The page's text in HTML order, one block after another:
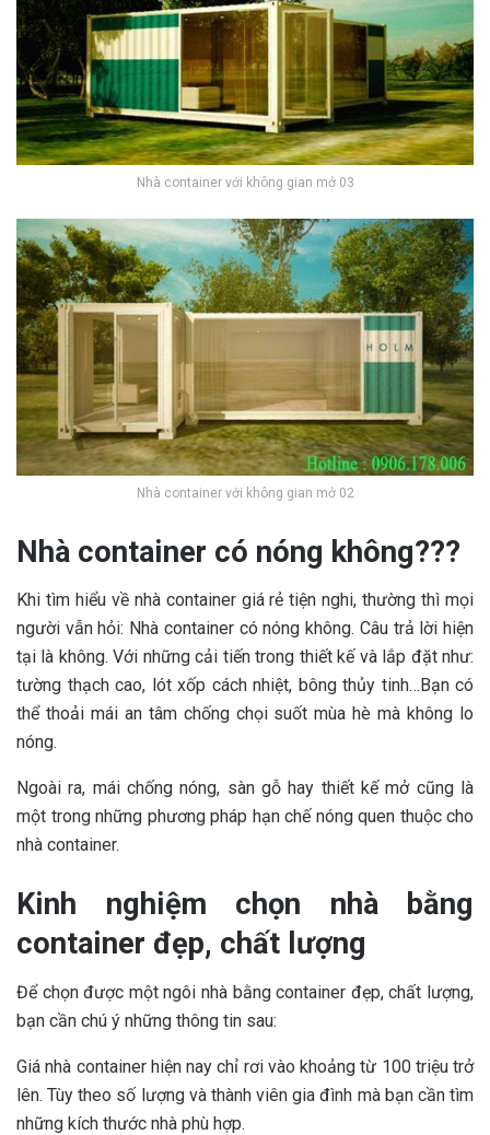
Nhà container với không gian mở 03
Nhà container với không gian mở 02
Nhà container có nóng không???
Khi tìm hiểu về nhà container giá rẻ tiện nghi, thường thì mọi
người vẫn hỏi: Nhà container có nóng không. Câu trả lời hiện
tại là không. Với những cải tiến trong thiết kế và lắp đặt như:
tường thạch cao, lót xốp cách nhiệt, bông thủy tinh…Bạn có
thể thoải mái an tâm chống chọi suốt mùa hè mà không lo
nóng.
Ngoài ra, mái chống nóng, sàn gỗ hay thiết kế mở cũng là
một trong những phương pháp hạn chế nóng quen thuộc cho
nhà container.
Kinh nghiệm chọn nhà bằng
container đẹp, chất lượng
Để chọn được một ngôi nhà bằng container đẹp, chất lượng,
bạn cần chú ý những thông tin sau:
Giá nhà container hiện nay chỉ rơi vào khoảng từ 100 triệu trở
lên. Tùy theo số lượng và thành viên gia đình mà bạn cần tìm
những kích thước nhà phù hợp.